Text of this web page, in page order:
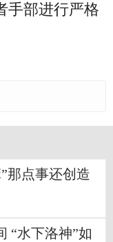
手部进行严格
那点事还创造
“水下洛神”如